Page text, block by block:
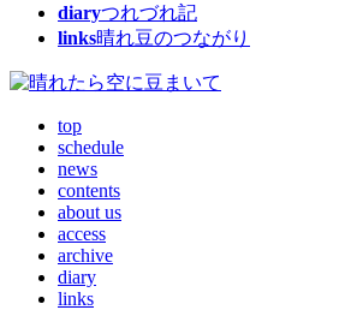
diaryつれづれ記
links晴れ豆のつながり
top
schedule
news
contents
about us
access
archive
diary
links